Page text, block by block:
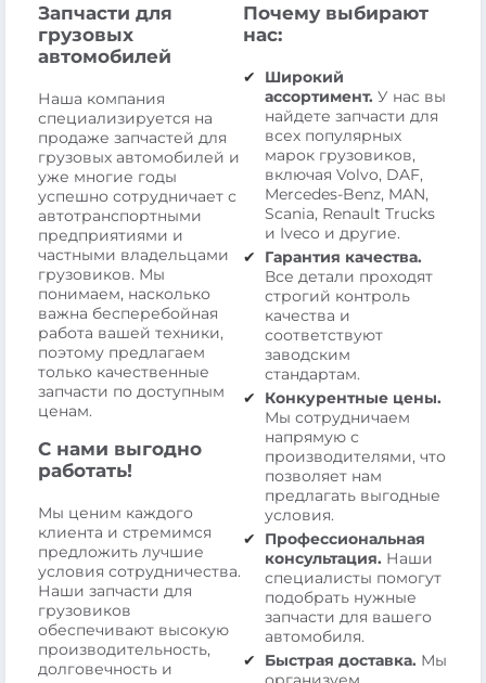
Запчасти для
грузовых
автомобилей
Наша компания
специализируется на
продаже запчастей для
грузовых автомобилей и
уже многие годы
успешно сотрудничает с
автотранспортными
предприятиями и
частными владельцами
грузовиков. Мы
понимаем, насколько
важна бесперебойная
работа вашей техники,
поэтому предлагаем
только качественные
запчасти по доступным
ценам.
С нами выгодно
работать!
Мы ценим каждого
клиента и стремимся
предложить лучшие
условия сотрудничества.
Наши запчасти для
грузовиков
обеспечивают высокую
производительность,
долговечность и
Почему выбирают
нас:
Широкий
ассортимент. У нас вы
найдете запчасти для
всех популярных
марок грузовиков,
включая Volvo, DAF,
Mercedes-Benz, MAN,
Scania, Renault Trucks
и Iveco и другие.
Гарантия качества.
Все детали проходят
строгий контроль
качества и
соответствуют
заводским
стандартам.
Конкурентные цены.
Мы сотрудничаем
напрямую с
производителями, что
позволяет нам
предлагать выгодные
условия.
Профессиональная
консультация. Наши
специалисты помогут
подобрать нужные
запчасти для вашего
автомобиля.
Быстрая доставка. Мы